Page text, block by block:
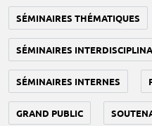
SÉMINAIRES THÉMATIQUES
SÉMINAIRES
SÉMINAIRES INTERNES
GRAND PUBLIC